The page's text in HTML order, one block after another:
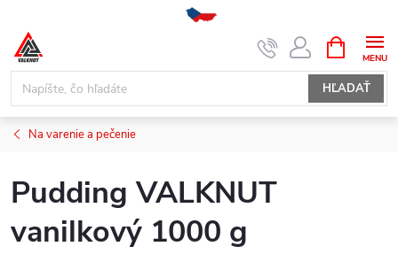
Prejsť
obsah
HĽADAŤ
KOŠÍK
Na varenie a pečenie
Pudding VALKNUT
vanilkový 1000 g